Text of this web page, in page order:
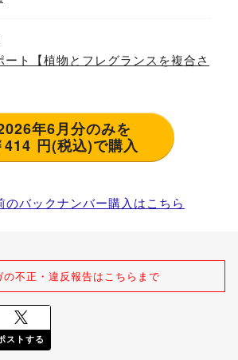
ート【植物とフレグランスを複合さ
年6月分のみを
￥414 円(税込)で購入
のバックナンバー購入はこちら
の不正・違反報告はこちらまで
ストする